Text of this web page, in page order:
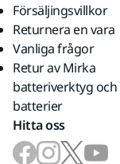
Försäljingsvillkor
Returnera en vara
Vanliga frågor
Retur av Mirka
batteriverktyg och
batterier
Hitta oss